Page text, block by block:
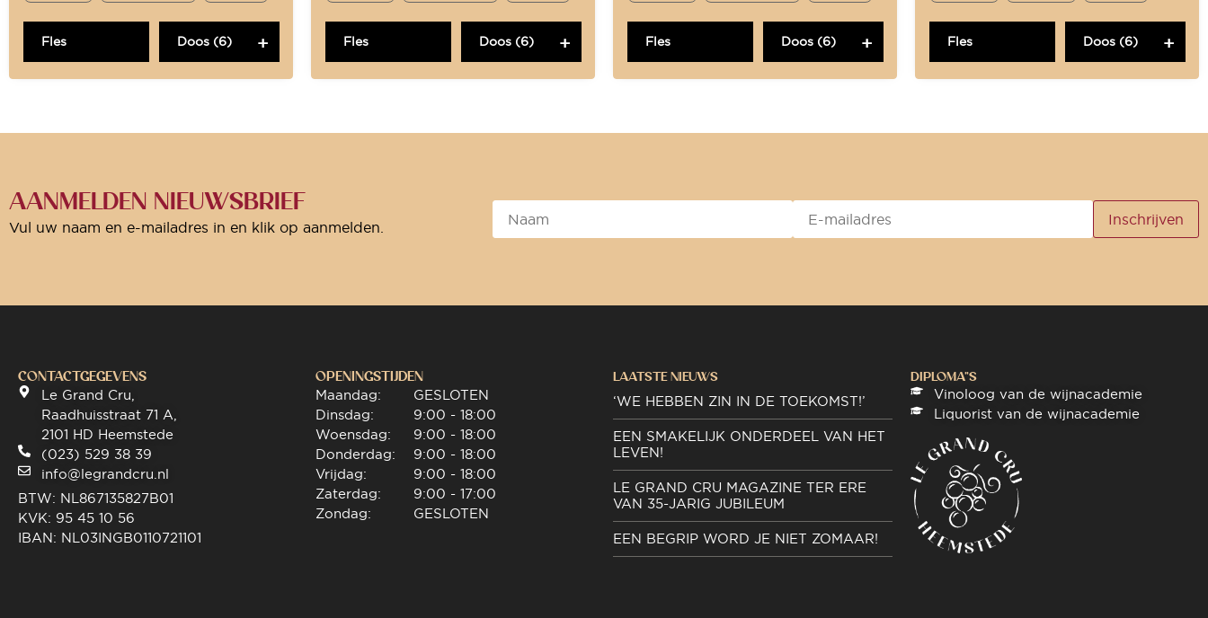
Fles Doos (6) Fles Doos (6) Fles Doos (6) Fles Doos (6)
AANMELDEN NIEUWSBRIEF
Vul uw naam en e-mailadres in en klik op aanmelden.
CONTACTGEGEVENS
Le Grand Cru,
Raadhuisstraat 71 A,
2101 HD Heemstede
(023) 529 38 39
info@legrandcru.nl
BTW: NL867135827B01
KVK: 95 45 10 56
IBAN: NL03INGB0110721101
OPENINGSTIJDEN
Maandag:
Dinsdag:
Woensdag:
Donderdag:
Vrijdag:
Zaterdag:
Zondag:
GESLOTEN
9:00 - 18:00
9:00 - 18:00
9:00 - 18:00
9:00 - 18:00
9:00 - 17:00
GESLOTEN
LAATSTE NIEUWS
‘WE HEBBEN ZIN IN DE TOEKOMST!’
EEN SMAKELIJK ONDERDEEL VAN HET
LEVEN!
LE GRAND CRU MAGAZINE TER ERE
VAN 35-JARIG JUBILEUM
EEN BEGRIP WORD JE NIET ZOMAAR!
DIPLOMA"S
Vinoloog van de wijnacademie
Liquorist van de wijnacademie